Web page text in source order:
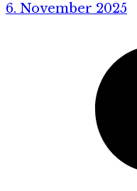
6. November 2025